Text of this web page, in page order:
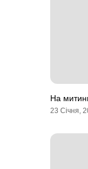
На
23 Січня,